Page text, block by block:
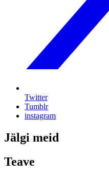
Twitter
Tumblr
instagram
Jälgi meid
Teave